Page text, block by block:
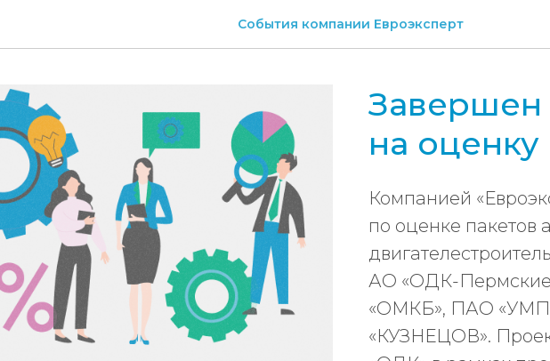
События компании Евроэксперт
Завершен
на
Компанией
по оценке пакетов
АО «ОДК-
«ОМКБ», ПАО
«КУЗНЕЦОВ».